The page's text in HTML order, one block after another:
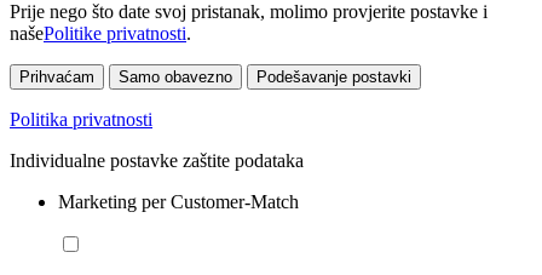
Prije nego što date svoj pristanak, molimo provjerite postavke i
našePolitike privatnosti.
Prihvaćam Samo obavezno Podešavanje postavki
Politika privatnosti
Individualne postavke zaštite podataka
Marketing per Customer-Match